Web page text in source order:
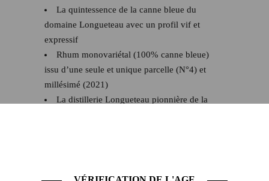
La quintessence de la canne bleue du
domaine Longueteau avec un profil vif et
expressif
Rhum monovariétal (100% canne bleue)
issu d’une seule et unique parcelle (N°4) et
millésimé (2021)
La distillerie Longueteau pionnière de la
expressions parcellaires et mono variétales à un